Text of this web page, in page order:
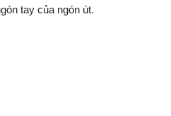
tay của ngón út.